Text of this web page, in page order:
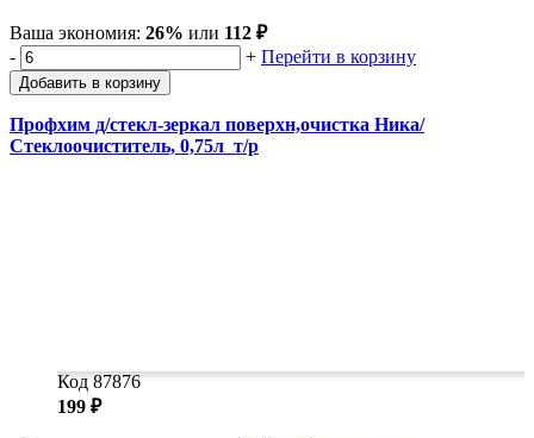
Ваша экономия: 26% или 112 ₽
-
+ Перейти в корзину
Добавить в корзину
Профхим д/стекл-зеркал поверхн,очистка Ника/
Стеклоочиститель, 0,75л_т/р
Код 87876
199 ₽